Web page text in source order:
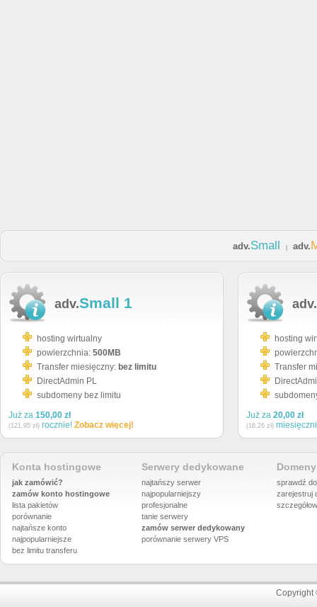
adv.Small adv.
adv.Small 1
hosting wirtualny
powierzchnia: 500MB
Transfer miesięczny: bez limitu
DirectAdmin PL
subdomeny bez limitu
Już za 150,00 zł
(121,95 zł) rocznie! Zobacz więcej!
adv.
hosting
Transfer
Już za 20,00 zł
(16,26 zł)
Konta hostingowe
jak zamówić?
zamów konto hostingowe
lista pakietów
porównanie
najtańsze konto
najpopularniejsze
bez limitu transferu
Serwery dedykowane
najtańszy serwer
najpopularniejszy
profesjonalne
tanie serwery
zamów serwer dedykowany
porównanie serwery VPS
sprawdź
zarejestruj
Copyright